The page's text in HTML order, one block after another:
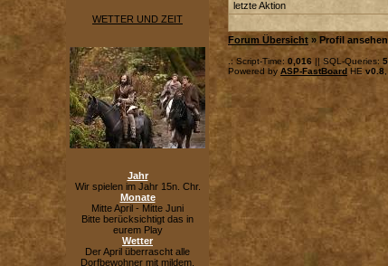
WETTER UND ZEIT
Jahr
Wir spielen im Jahr 15n. Chr.
Monate
Mitte April - Mitte Juni
Bitte berücksichtigt das in
eurem Play
Wetter
Der April überrascht alle
Dorfbewohner mit mildem,
letzte Aktion
Forum Übersicht » Profil ansehen
.: Script-Time: 0,016 || SQL-Queries: 5
Powered by ASP-FastBoard HE v0.8